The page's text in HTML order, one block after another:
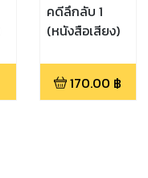
คดีลึกลับ 1
(หนังสือเสียง)
170.00 ฿